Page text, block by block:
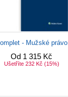
- Mužské právo
Od 1 315 Kč
Ušetříte 232 Kč (15%)